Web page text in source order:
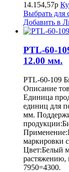
14.154,57р
Выбрать для
Добавить в
PTL-60-
12.00 мм.
PTL-60-109
Описание
Единица
единиц для
мм.
маркировки
Цвет:Белый
растяжению,
7950=4300.